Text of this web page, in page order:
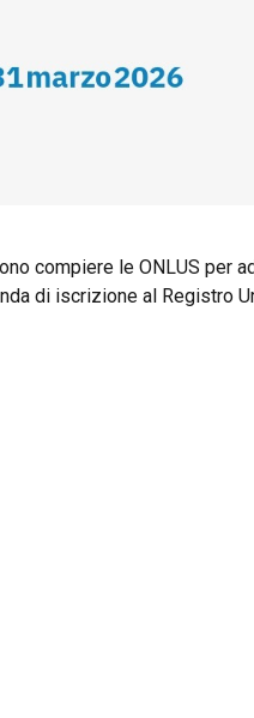
compiere le ONLUS per
di iscrizione al Registro